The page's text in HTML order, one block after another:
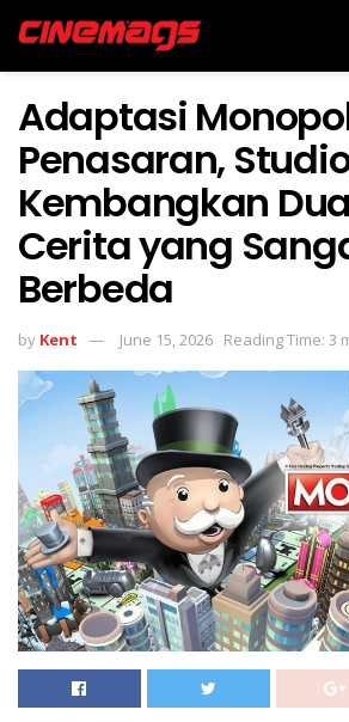
Adaptasi
Penasaran,
Kembangkan
Cerita yang
Berbeda
by Kent June 15, 2026 Reading Time: 3